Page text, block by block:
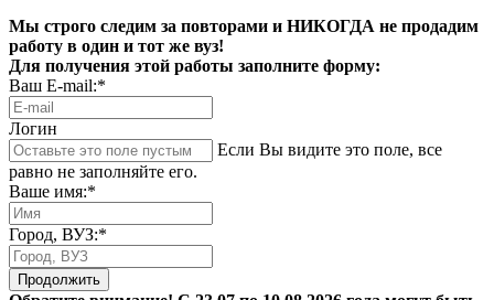
Мы строго следим за повторами и НИКОГДА не продадим
работу в один и тот же вуз!
Для получения этой работы заполните форму:
Ваш E-mail:*
Логин
Если Вы видите это поле, все
равно не заполняйте его.
Ваше имя:*
Город, ВУЗ:*
Продолжить